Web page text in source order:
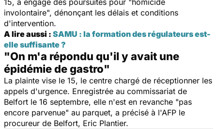
involontaire", dénonçant les délais et conditions
d'intervention.
A lire aussi : SAMU : la formation des régulateurs est-
elle suffisante ?
"On m'a répondu qu'il y avait une
épidémie de gastro"
La plainte vise le 15, le centre chargé de réceptionner les
appels d'urgence. Enregistrée au commissariat de
Belfort le 16 septembre, elle n'est en revanche "pas
encore parvenue" au parquet, a précisé à l'AFP le
procureur de Belfort, Eric Plantier.